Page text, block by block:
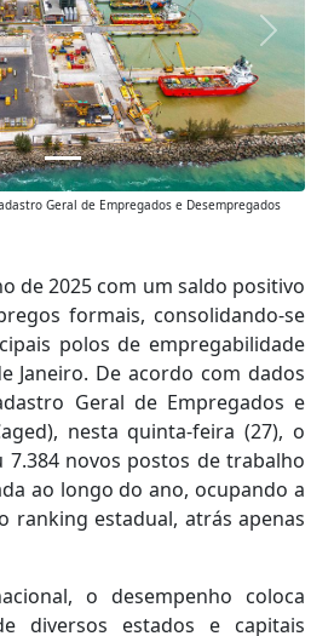
Geral de Empregados e Desempregados
de 2025 com um saldo positivo
formais, consolidando-se
polos de empregabilidade
Janeiro. De acordo com dados
Geral de Empregados e
nesta quinta-feira (27), o
novos postos de trabalho
ao longo do ano, ocupando a
ranking estadual, atrás apenas
o desempenho coloca
diversos estados e capitais